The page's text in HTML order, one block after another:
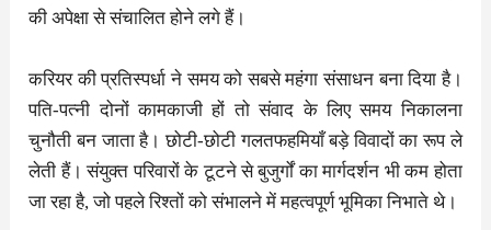
की अपेक्षा से संचालित होने लगे हैं।
करियर की प्रतिस्पर्धा ने समय को सबसे महंगा संसाधन बना दिया है।
पति-पत्नी दोनों कामकाजी हों तो संवाद के लिए समय निकालना
चुनौती बन जाता है। छोटी-छोटी गलतफहमियाँ बड़े विवादों का रूप ले
लेती हैं। संयुक्त परिवारों के टूटने से बुजुर्गों का मार्गदर्शन भी कम होता
जा रहा है, जो पहले रिश्तों को संभालने में महत्वपूर्ण भूमिका निभाते थे।